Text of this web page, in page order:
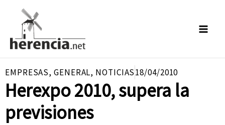
contenido
EMPRESAS,GENERAL, NOTICIAS18/04/2010
Herexpo 2010, supera la
previsiones